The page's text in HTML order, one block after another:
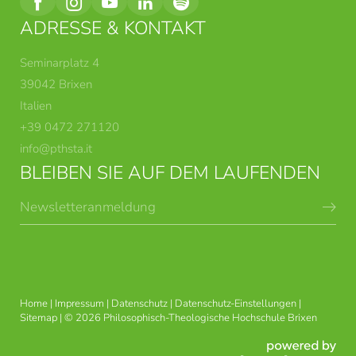
KURSE
ADRESSE & KONTAKT
Seminarplatz 4
39042 Brixen
Italien
+39 0472 271120
info@pthsta.it
BLEIBEN SIE AUF DEM LAUFENDEN
Newsletteranmeldung
Home | Impressum | Datenschutz | Datenschutz-Einstellungen |
Sitemap | © 2026 Philosophisch-Theologische Hochschule Brixen